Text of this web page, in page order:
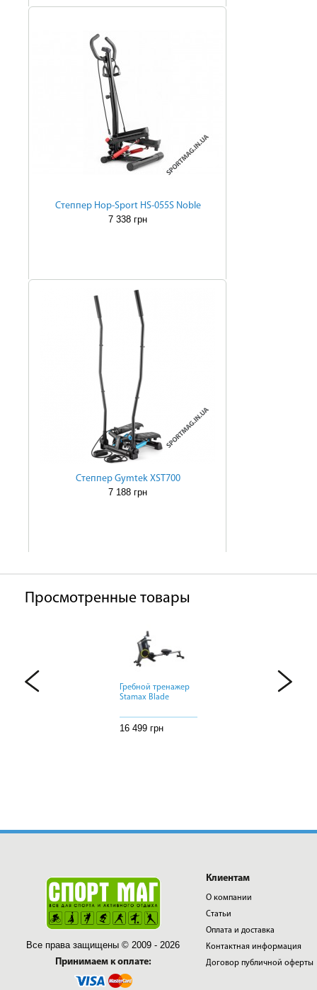
Степпер Hop-Sport HS-055S Noble
7 338 грн
Степпер Gymtek XST700
7 188 грн
Просмотренные товары
Гребной тренажер
Гребной тренажер
Stamax Blade
16 499 грн
Гребной тренажер
Все права защищены © 2009 - 2026
Принимаем к оплате:
Клиентам
О компании
Статьи
Оплата и доставка
Контактная информация
Договор публичной оферты